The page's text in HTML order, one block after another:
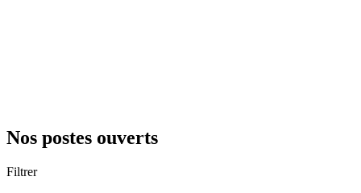
Nos postes ouverts
Filtrer